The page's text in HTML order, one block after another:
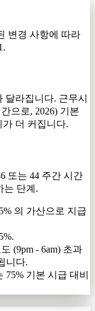
변경 사항에 따라
라집니다. 근무시
으로, 2026) 기본
더 커집니다.
또는 44 주간 시간
는 단계.
의 가산으로 지급
(9pm - 6am) 초과
니다.
75% 기본 시급 대비